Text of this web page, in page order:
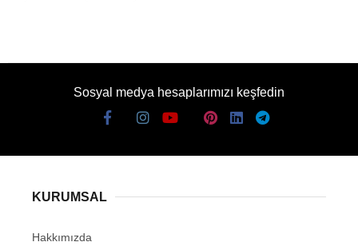
Sosyal medya hesaplarımızı keşfedin
KURUMSAL
Hakkımızda